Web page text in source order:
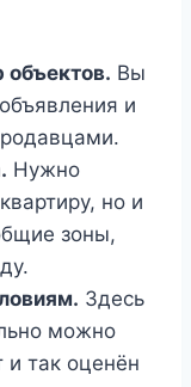
объектов. Вы
и
Нужно
но и
зоны,
Здесь
можно
и так оценён